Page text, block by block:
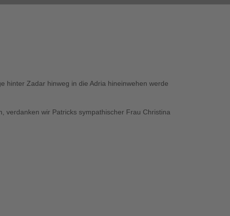
hinter Zadar hinweg in die Adria hineinwehen werde
verdanken wir Patricks sympathischer Frau Christina